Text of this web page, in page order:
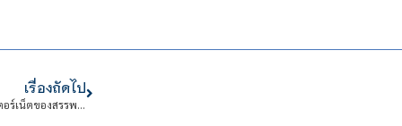
เรื่องถัดไป
การพัฒนาชุดสาธิตอุปกรณ์ควบคุมการแจ้งเตือนเหตุเพลิงไหม้ แสดงผลผ่านอินเตอร์เน็ตของสรรพสิ่ง